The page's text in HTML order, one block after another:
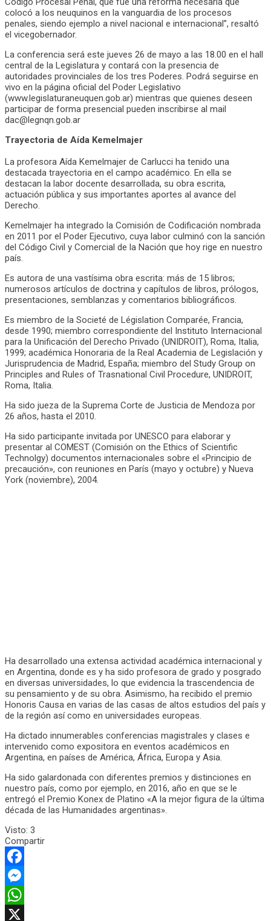
colocó a los neuquinos en la vanguardia de los procesos
penales, siendo ejemplo a nivel nacional e internacional”, resaltó
el vicegobernador.
La conferencia será este jueves 26 de mayo a las 18.00 en el hall
central de la Legislatura y contará con la presencia de
autoridades provinciales de los tres Poderes. Podrá seguirse en
vivo en la página oficial del Poder Legislativo
(www.legislaturaneuquen.gob.ar) mientras que quienes deseen
participar de forma presencial pueden inscribirse al mail
dac@legnqn.gob.ar
Trayectoria de Aída Kemelmajer
La profesora Aída Kemelmajer de Carlucci ha tenido una
destacada trayectoria en el campo académico. En ella se
destacan la labor docente desarrollada, su obra escrita,
actuación pública y sus importantes aportes al avance del
Derecho.
Kemelmajer ha integrado la Comisión de Codificación nombrada
en 2011 por el Poder Ejecutivo, cuya labor culminó con la sanción
del Código Civil y Comercial de la Nación que hoy rige en nuestro
país.
Es autora de una vastísima obra escrita: más de 15 libros;
numerosos artículos de doctrina y capítulos de libros, prólogos,
presentaciones, semblanzas y comentarios bibliográficos.
Es miembro de la Societé de Législation Comparée, Francia,
desde 1990; miembro correspondiente del Instituto Internacional
para la Unificación del Derecho Privado (UNIDROIT), Roma, Italia,
1999; académica Honoraria de la Real Academia de Legislación y
Jurisprudencia de Madrid, España; miembro del Study Group on
Principles and Rules of Trasnational Civil Procedure, UNIDROIT,
Roma, Italia.
Ha sido jueza de la Suprema Corte de Justicia de Mendoza por
26 años, hasta el 2010.
Ha sido participante invitada por UNESCO para elaborar y
presentar al COMEST (Comisión on the Ethics of Scientific
Technolgy) documentos internacionales sobre el «Principio de
precaución», con reuniones en París (mayo y octubre) y Nueva
York (noviembre), 2004.
Ha desarrollado una extensa actividad académica internacional y
en Argentina, donde es y ha sido profesora de grado y posgrado
en diversas universidades, lo que evidencia la trascendencia de
su pensamiento y de su obra. Asimismo, ha recibido el premio
Honoris Causa en varias de las casas de altos estudios del país y
de la región así como en universidades europeas.
Ha dictado innumerables conferencias magistrales y clases e
intervenido como expositora en eventos académicos en
Argentina, en países de América, África, Europa y Asia.
Ha sido galardonada con diferentes premios y distinciones en
nuestro país, como por ejemplo, en 2016, año en que se le
entregó el Premio Konex de Platino «A la mejor figura de la última
década de las Humanidades argentinas».
Visto: 3
Compartir
Facebook
Messenger
WhatsApp